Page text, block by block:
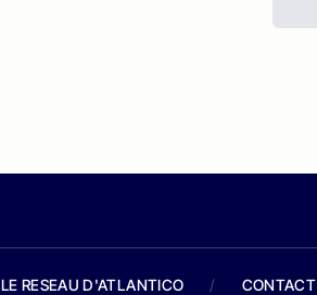
LE RESEAU D'ATLANTICO / CONTACT